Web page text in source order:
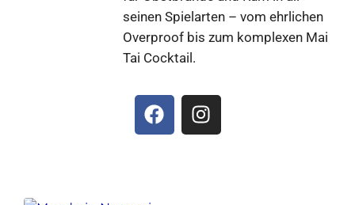
seinen Spielarten – vom ehrlichen
Overproof bis zum komplexen Mai
Tai Cocktail.